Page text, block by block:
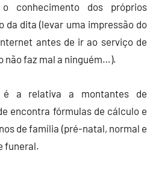
conhecimento dos próprios
da dita (levar uma impressão do
antes de ir ao serviço de
não faz mal a ninguém…).
é a relativa a montantes de
encontra fórmulas de cálculo e
de família (pré-natal, normal e
funeral.